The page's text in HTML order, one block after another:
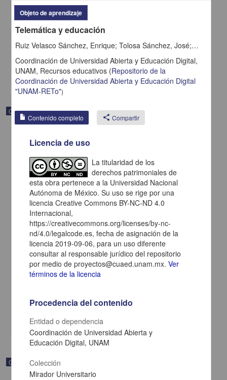
Función Inversa
Becerra Espinosa, José Manuel - Coordinación de Universidad
Abierta y Educación a Distancia, UNAM; Dirección General de la
Escuela Nacional Preparatoria, UNAM
2019-09-06
Objeto de aprendizaje
Modelado de funciones
Becerra Espinosa, José Manuel - Coordinación de Universidad
Abierta y Educación a Distancia, UNAM; Dirección General de la
Multidisciplina
Objeto de aprendizaje
Objeto de aprendizaje
Telemática y educación
Ruiz Velasco Sánchez, Enrique; Tolosa Sánchez, José; Flores Hernández, Adelaida
Coordinación de Universidad Abierta y Educación Digital,
UNAM, Recursos educativos (Repositorio de la
Coordinación de Universidad Abierta y Educación Digital
"UNAM-RETo")
Contenido completo share Compartir
Licencia de uso
La titularidad de los
derechos patrimoniales de
esta obra pertenece a la Universidad Nacional
Autónoma de México. Su uso se rige por una
licencia Creative Commons BY-NC-ND 4.0
Internacional,
https://creativecommons.org/licenses/by-nc-
nd/4.0/legalcode.es, fecha de asignación de la
licencia 2019-09-06, para un uso diferente
consultar al responsable jurídico del repositorio
por medio de proyectos@cuaed.unam.mx.Ver
términos de la licencia
Procedencia del contenido
Entidad o dependencia
Coordinación de Universidad Abierta y
Educación Digital, UNAM
Colección
Mirador Universitario